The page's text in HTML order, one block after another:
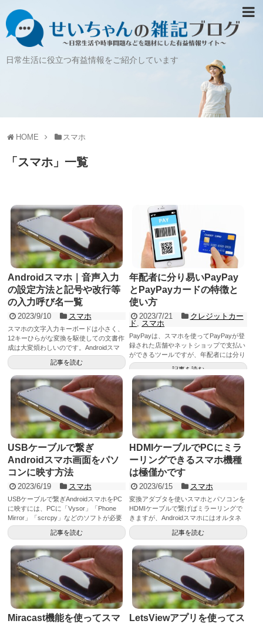
日常生活に役立つ有益情報をご紹介しています
HOME スマホ
「 スマホ 」 一覧
Androidスマホ｜音声入力
の設定方法と記号や改行等
の入力呼び名一覧
2023/9/10 スマホ
スマホの文字入力キーボードは小さく、
12キーひらがな変換を駆使しての文書作
成は大変煩わしいのです。Androidスマ
ホの音声入力設定は簡単であり、文書作
成に必要な僅かな各種記号や改行、段落
等の呼び方を覚えれば簡単に文書が作成
できるようになります。
記事を読む
年配者に分り易いPayPay
とPayPayカードの特徴と
使い方
2023/7/21
クレジットカー
ド
スマホ
PayPayは、スマホを使ってPayPayが登
録された店舗やネットショップで支払い
ができるツールですが、年配者には分り
づらいのではないでしょうか？PayPay
ットなどを理解し易いよう整理しまし
た。
記事を読む
USBケーブルで繋ぎ
Androidスマホ画面をパソ
コンに映す方法
2023/6/19 スマホ
USBケーブルで繋ぎAndroidスマホをPC
に映すには、PCに「Vysor」「Phone
Mirror」「scrcpy」などのソフトが必要
であり、無料版の場合は時間制限や制約
が多く、無料版に拘る場合は、無線によ
る方法がおすすめです。
記事を読む
HDMIケーブルでPCにミラ
ーリングできるスマホ機種
は極僅かです
2023/6/15 スマホ
変換アダプタを使いスマホとパソコンを
HDMIケーブルで繋げばミラーリングで
きますが、Androidスマホにはオルタネ
ートモード機能が必要で、多くの機種は
備わっていません。この為、適合しない
機種では無線でのミラーリングをおすす
めします。
記事を読む
Miracast機能を使ってスマ
LetsViewアプリを使ってス